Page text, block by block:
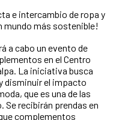
e intercambio de ropa y
mundo más sostenible!
a cabo un evento de
en el Centro
La iniciativa busca
disminuir el impacto
que es una de las
recibirán prendas en
complementos